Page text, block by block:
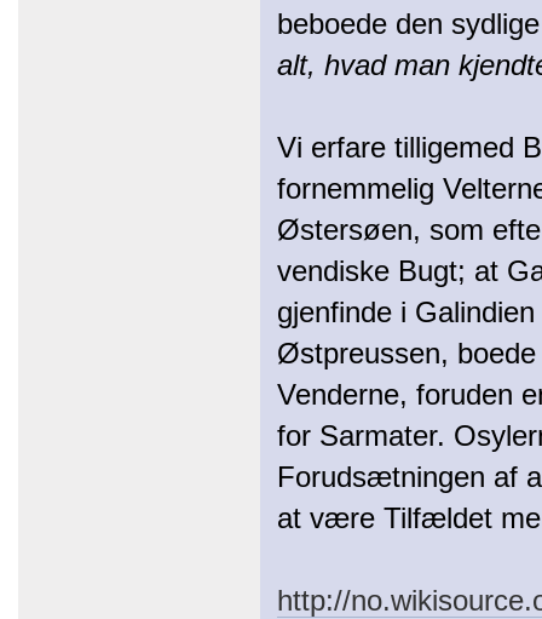
beboede den
alt, hvad man
Vi erfare tilligemed
fornemmelig
Østersøen, som
vendiske Bugt; at
gjenfinde i
Østpreussen,
Venderne, foruden
for Sarmater.
Forudsætningen af
at være Tilfældet
http://